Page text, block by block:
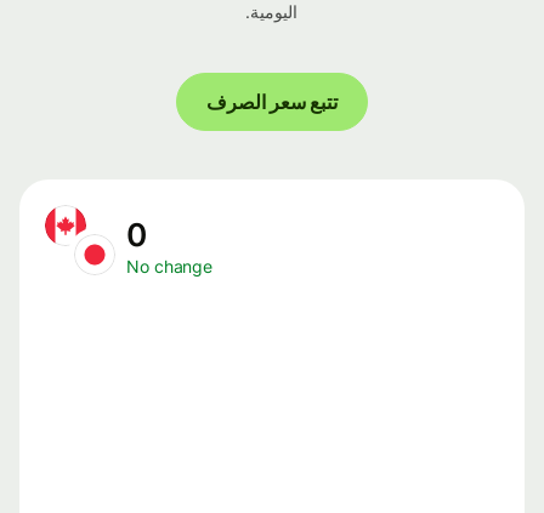
اليومية.
تتبع سعر الصرف
No change